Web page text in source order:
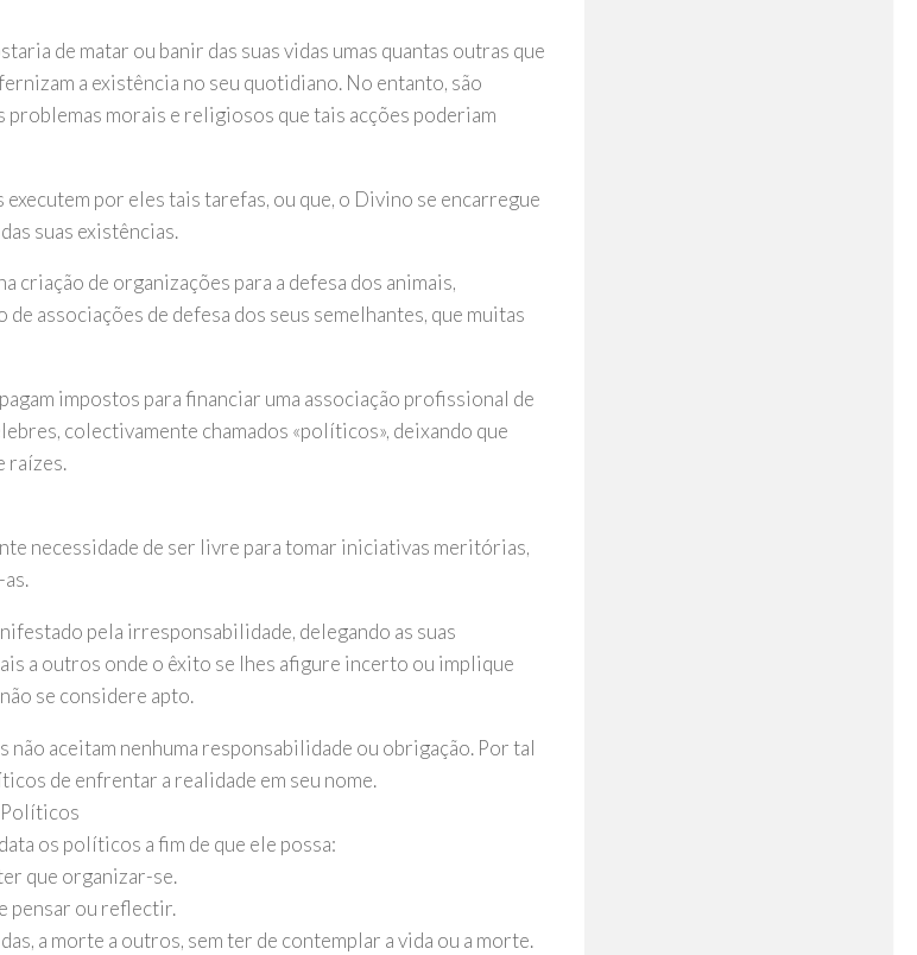
de matar ou banir das suas vidas umas quantas outras que
a existência no seu quotidiano. No entanto, são
problemas morais e religiosos que tais acções poderiam
por eles tais tarefas, ou que, o Divino se encarregue
suas existências.
criação de organizações para a defesa dos animais,
de associações de defesa dos seus semelhantes, que muitas
impostos para financiar uma associação profissional de
colectivamente chamados «políticos», deixando que
raízes.
necessidade de ser livre para tomar iniciativas meritórias,
pela irresponsabilidade, delegando as suas
a outros onde o êxito se lhes afigure incerto ou implique
se considere apto.
não aceitam nenhuma responsabilidade ou obrigação. Por tal
de enfrentar a realidade em seu nome.
Políticos
os políticos a fim de que ele possa:
que organizar-se.
pensar ou reflectir.
a morte a outros, sem ter de contemplar a vida ou a morte.